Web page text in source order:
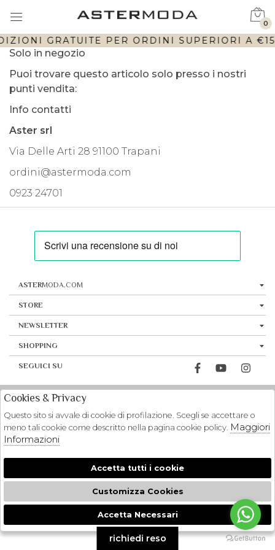
GRATUITE PER ORDINI SUPERIORI A
0
Solo in negozio
Puoi trovare questo articolo solo presso i nostri
punti vendita:
Info contatti
Aster srl
Via Delle Arti 28 91100 Trapani
ordini@astermoda.com
0923 24701
ASTERMODA.COM
STORE
NEWSLETTER
SHOPPING
SEGUICI SU
🍪
richiedi reso
Cookies & Privacy
Questo sito si avvale di cookie di profilazione. Scegli se accettare o
meno tali cookie come descritto nella pagina cookie policy. Maggiori
Informazioni
Accetta tutti i cookie
Customizza Cookies
Accetta Necessari